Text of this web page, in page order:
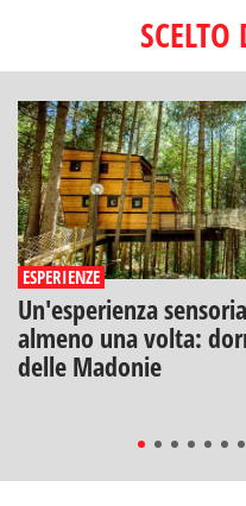
ESPERIENZE
Un'esperienza
almeno una volta:
delle Madonie